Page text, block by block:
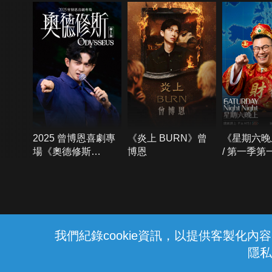
我們紀錄cookie資訊，以提供客製化內
隱
2025 曾博恩喜劇專
場《奧德修斯
《炎上 BURN》曾
博恩
《星期六
/ 第一季第